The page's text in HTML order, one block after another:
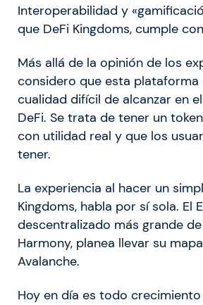
Interoperabilidad y
que DeFi Kingdoms, cumple
Más allá de la opinión de los
considero que esta plataforma
cualidad difícil de alcanzar en
DeFi. Se trata de tener un
con utilidad real y que los
tener.
La experiencia al hacer un
Kingdoms, habla por sí sola. El
descentralizado más grande
Harmony, planea llevar su
Avalanche.
Hoy en día es todo